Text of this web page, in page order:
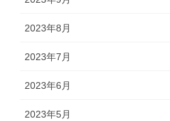
2023年8月
2023年7月
2023年6月
2023年5月